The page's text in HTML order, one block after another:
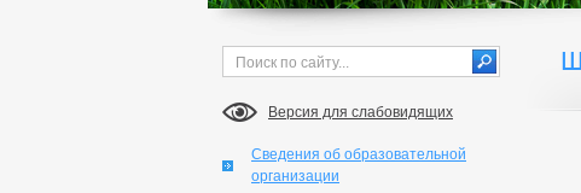
Версия для слабовидящих
Сведения об образовательной
организации